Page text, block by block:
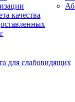
качества
для слабовидящих